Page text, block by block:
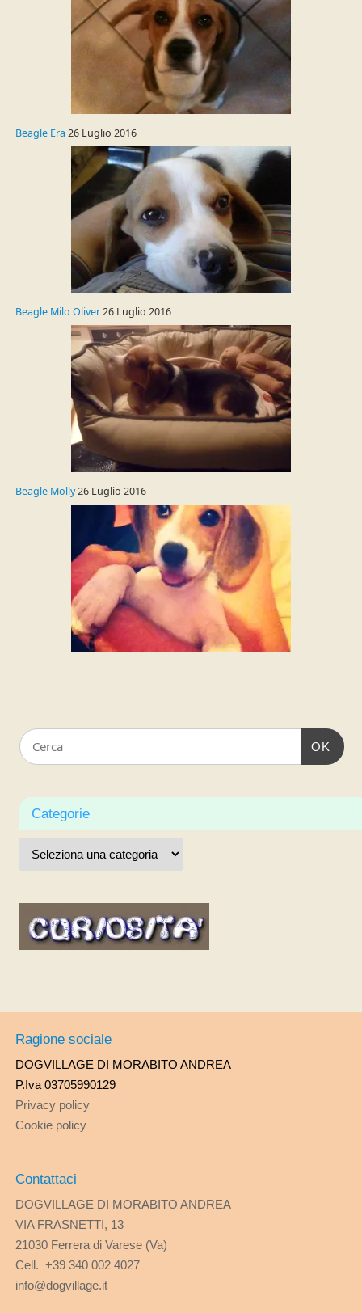
Beagle Era 26 Luglio 2016
Beagle Milo Oliver26 Luglio 2016
Beagle Molly26 Luglio 2016
OK
Categorie
Ragione sociale
DOGVILLAGE DI MORABITO ANDREA
P.Iva 03705990129
Privacy policy
Cookie policy
Contattaci
DOGVILLAGE DI MORABITO ANDREA
VIA FRASNETTI, 13
21030 Ferrera di Varese (Va)
Cell. +39 340 002 4027
info@dogvillage.it